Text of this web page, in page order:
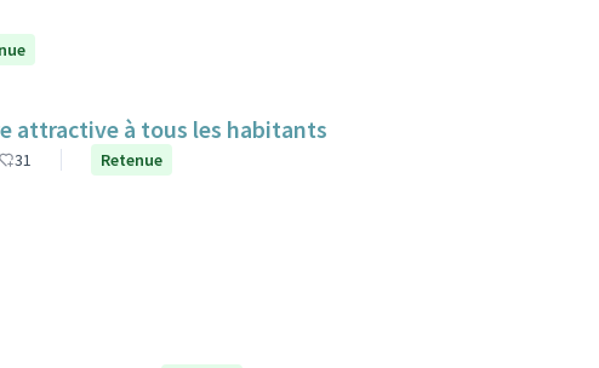
attractive à tous les habitants
31 Retenue